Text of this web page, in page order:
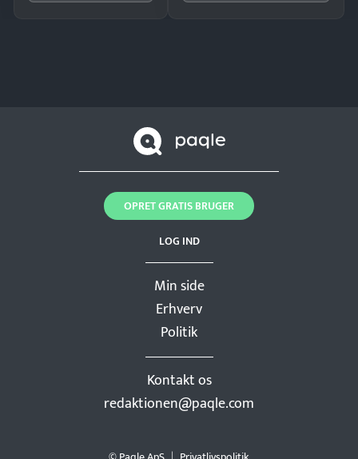
Min side
Erhverv
Politik
Kontakt os
redaktionen@paqle.com
LOG IND
OPRET GRATIS BRUGER